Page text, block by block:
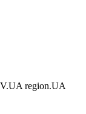
region.UA